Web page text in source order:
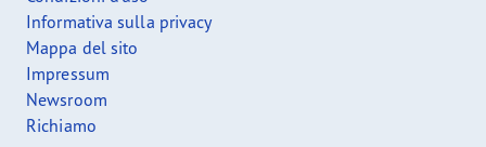
Informativa sulla privacy
Mappa del sito
Impressum
Newsroom
Richiamo